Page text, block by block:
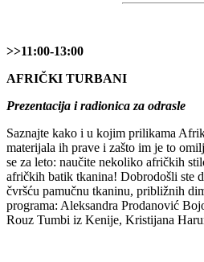
>>11:00-13:00
AFRIČKI TURBANI
Prezentacija i radionica za odrasle
Saznajte kako i u kojim prilikama
materijala ih prave i zašto im je to
se za leto: naučite nekoliko afričkih
afričkih batik tkanina! Dobrodošli ste
čvršću pamučnu tkaninu, približnih
programa: Aleksandra Prodanović
Rouz Tumbi iz Kenije, Kristijana